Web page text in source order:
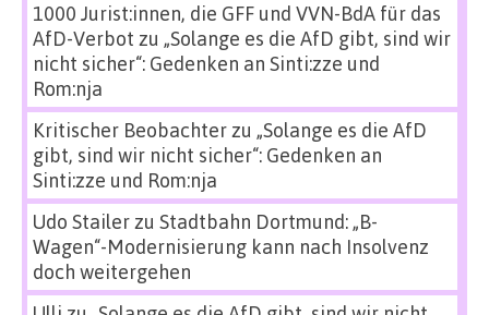
1000 Jurist:innen, die GFF und VVN-BdA für das
AfD-Verbot zu „Solange es die AfD gibt, sind wir
nicht sicher“: Gedenken an Sinti:zze und
Rom:nja
Kritischer Beobachterzu „Solange es die AfD
gibt, sind wir nicht sicher“: Gedenken an
Sinti:zze und Rom:nja
Udo Stailerzu Stadtbahn Dortmund: „B-
Wagen“-Modernisierung kann nach Insolvenz
doch weitergehen